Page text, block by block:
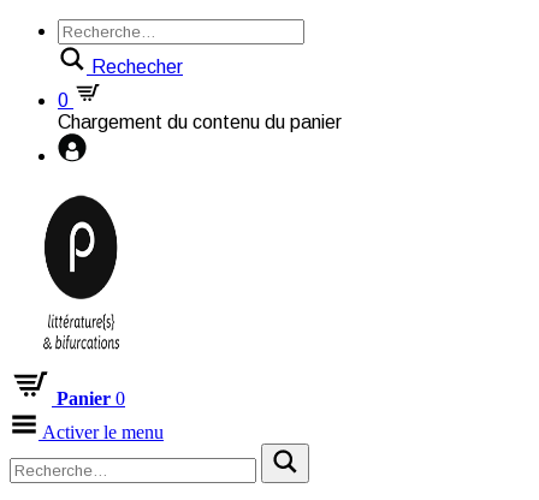
Rechecher
0
Chargement du contenu du panier
Panier 0
Activer le menu